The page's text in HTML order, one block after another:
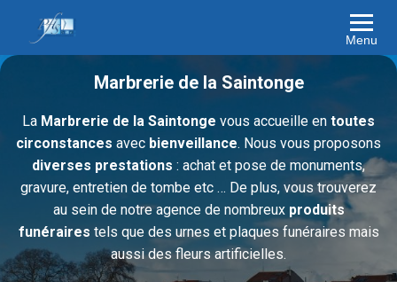
Menu
Marbrerie de la Saintonge
La Marbrerie de la Saintonge vous accueille en toutes
circonstances avec bienveillance. Nous vous proposons
diverses prestations : achat et pose de monuments,
gravure, entretien de tombe etc … De plus, vous trouverez
au sein de notre agence de nombreuxproduits
funéraires tels que des urnes et plaques funéraires mais
aussi des fleurs artificielles.